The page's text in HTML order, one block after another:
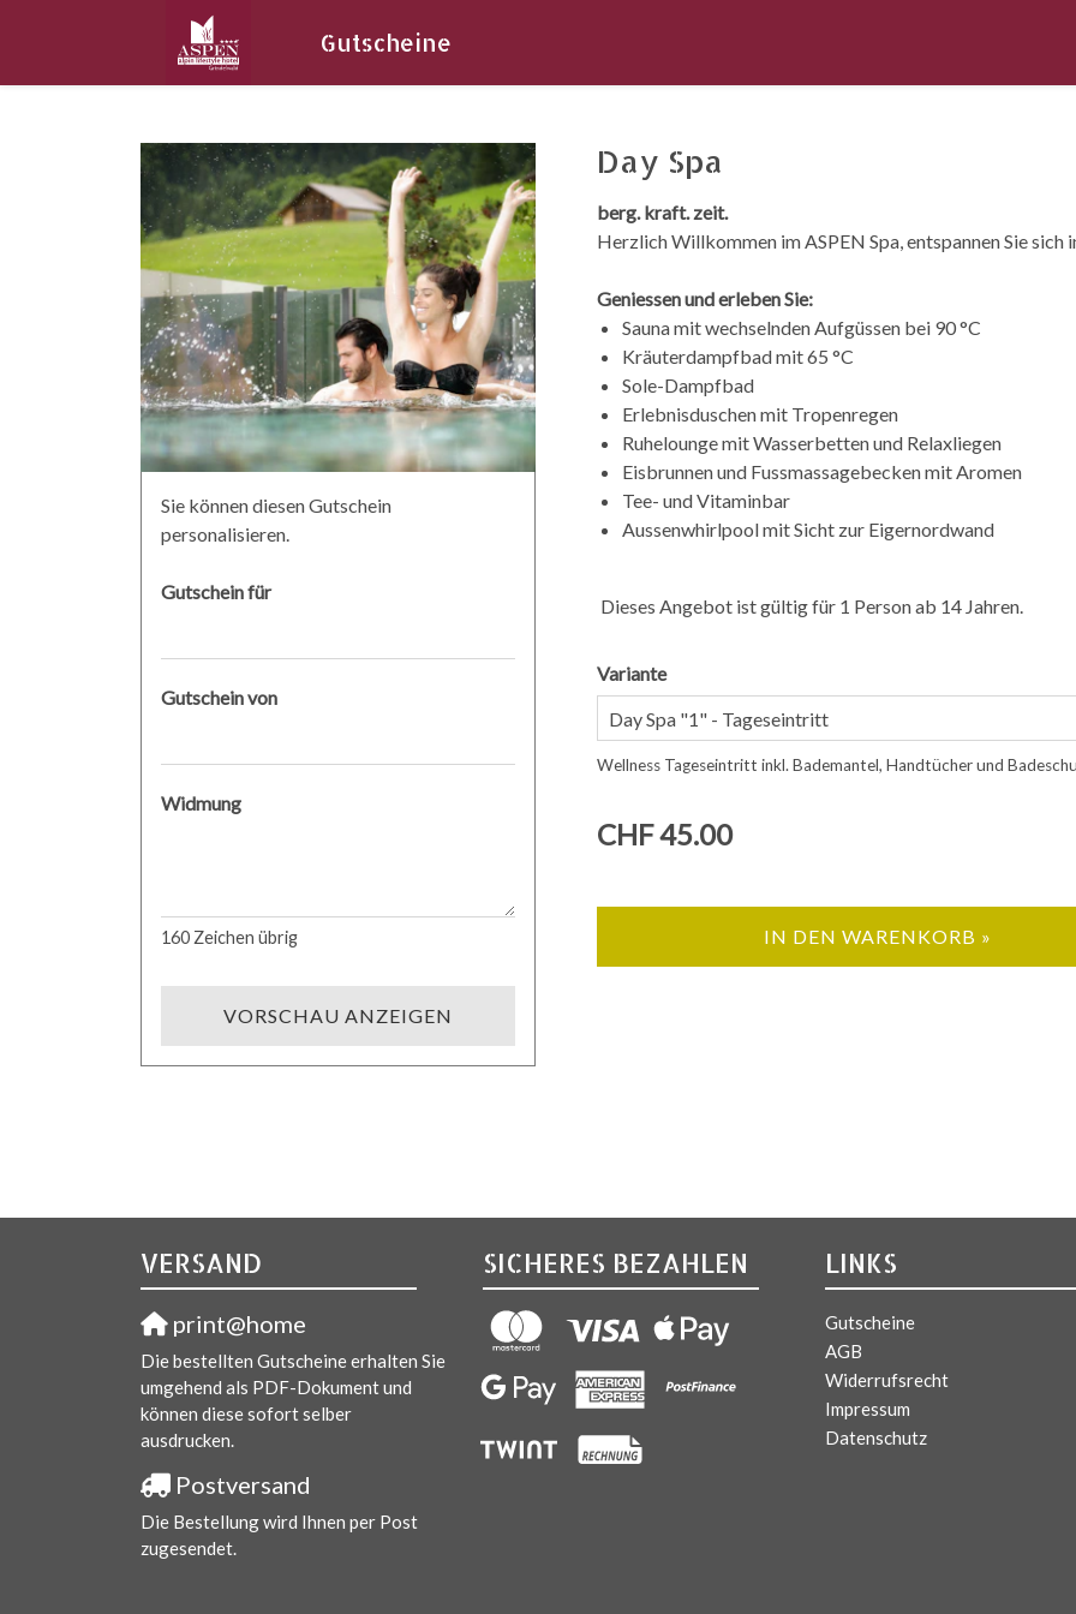
Gutscheine
Sie können diesen Gutschein
personalisieren.
Gutschein für
Gutschein von
Widmung
160 Zeichen übrig
VORSCHAU ANZEIGEN
Day Spa
berg. kraft. zeit.
Herzlich Willkommen im ASPEN Spa, entspannen Sie sich
Geniessen und erleben Sie:
Sauna mit wechselnden Aufgüssen bei 90 °C
Kräuterdampfbad mit 65 °C
Sole-Dampfbad
Erlebnisduschen mit Tropenregen
Ruhelounge mit Wasserbetten und Relaxliegen
Eisbrunnen und Fussmassagebecken mit Aromen
Tee- und Vitaminbar
Aussenwhirlpool mit Sicht zur Eigernordwand
Dieses Angebot ist gültig für 1 Person ab 14 Jahren.
Variante
Wellness Tageseintritt inkl. Bademantel, Handtücher und
CHF 45.00
IN DEN WARENKORB »
VERSAND
print@home
Die bestellten Gutscheine erhalten Sie
umgehend als PDF-Dokument und
können diese sofort selber
ausdrucken.
Postversand
Die Bestellung wird Ihnen per Post
zugesendet.
SICHERES BEZAHLEN LINKS
Gutscheine
AGB
Widerrufsrecht
Impressum
Datenschutz